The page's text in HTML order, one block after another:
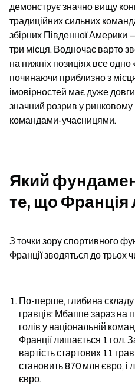
демонструє значно вищу
традиційних сильних
збірних Південної
три місця. Водночас варто
на нижніх позиціях все
починаючи приблизно з
імовірностей має дуже
значний розрив у
командами-учасницями.
Який
те, що Франція
З точки зору спортивного
Франції зводяться до трьох
По-перше, глибина складу
гравців: Мбаппе зараз на
голів у національній
Франції лишається 1 гол.
вартість стартових 11
становить 870 млн євро,
євро.